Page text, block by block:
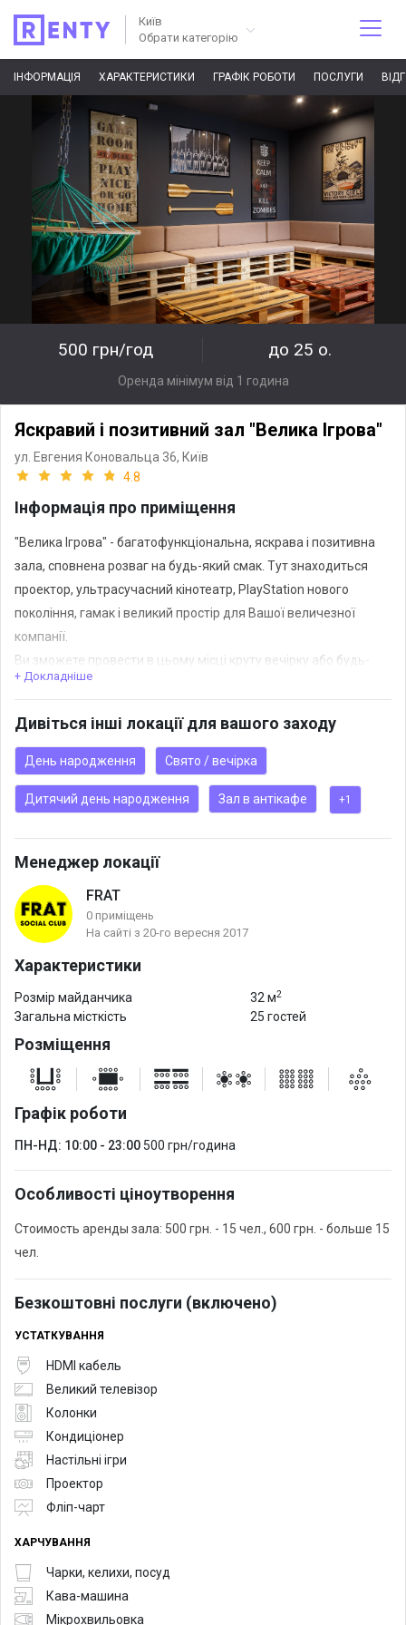
Київ
Обрати категорію
ІНФОРМАЦІЯ ХАРАКТЕРИСТИКИ ГРАФІК РОБОТИ ПОСЛУГИ
500 грн/год до 25 о.
Оренда мінімум від 1 година
Яскравий і позитивний зал "Велика Ігрова"
ул. Евгения Коновальца 36, Київ
4.8
Інформація про приміщення
"Велика Ігрова" - багатофункціональна, яскрава і позитивна
зала, сповнена розваг на будь-який смак. Тут знаходиться
проектор, ультрасучасний кінотеатр, PlayStation нового
покоління, гамак і великий простір для Вашої величезної
компанії.
Ви зможете провести в цьому місці круту вечірку або будь-
який інший захід, здивувавши своїх друзів та колег по роботі
+ Докладніше
Дивіться інші локації для вашого заходу
День народження Свято / вечірка
Дитячий день народження Зал в антікафе +1
Менеджер локації
FRAT
0 приміщень
На сайті з 20-го вересня 2017
Характеристики
Розмір майданчика 32 м2
Загальна місткість 25 гостей
Розміщення
Графік роботи
ПН-НД: 10:00 - 23:00 500 грн/година
Особливості ціноутворення
Стоимость аренды зала: 500 грн. - 15 чел., 600 грн. - больше 15
чел.
Безкоштовні послуги (включено)
УСТАТКУВАННЯ
HDMI кабель
Великий телевізор
Колонки
Кондиціонер
Настільні ігри
Проектор
Фліп-чарт
ХАРЧУВАННЯ
Чарки, келихи, посуд
Кава-машина
Мікрохвильовка